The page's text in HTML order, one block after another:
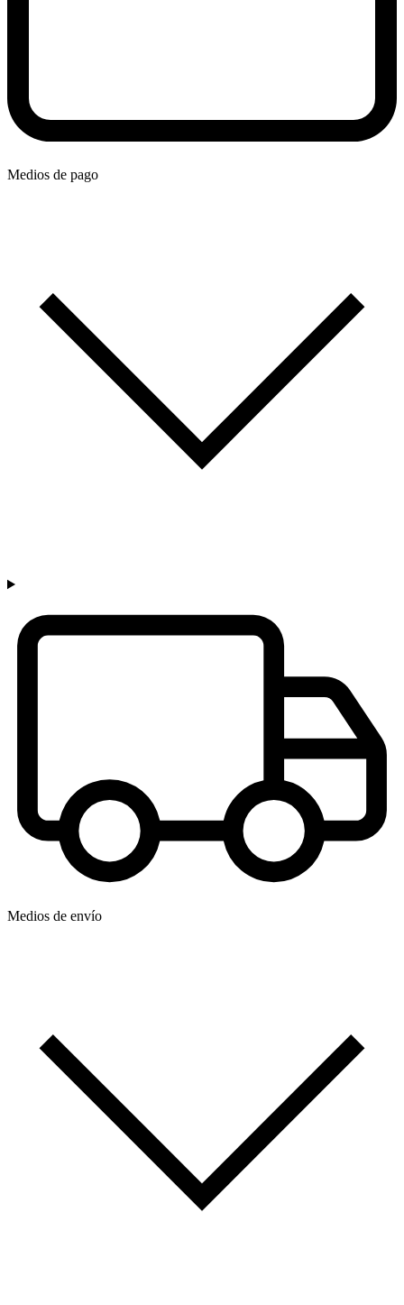
Medios de pago
Medios de envío